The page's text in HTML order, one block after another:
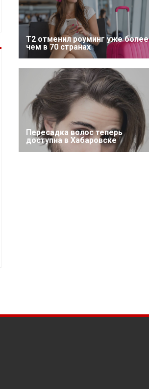
Т2 отменил роуминг уже более
чем в 70 странах
Пересадка волос теперь
доступна в Хабаровске